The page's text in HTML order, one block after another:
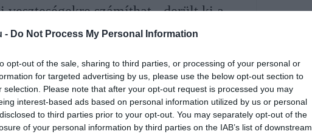
- Do Not Process My Personal Information
opt-out of the sale, sharing to third parties, or processing of your personal or
for targeted advertising by us, please use the below opt-out section to
selection. Please note that after your opt-out request is processed you may
interest-based ads based on personal information utilized by us or personal
to third parties prior to your opt-out. You may separately opt-out of the
of your personal information by third parties on the IAB’s list of downstream
számíthat - derült ki a
közös tanulmányából.
forrásként a Google Keresőben!